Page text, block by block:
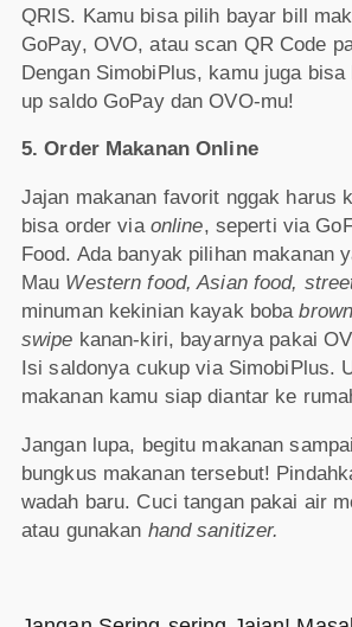
QRIS. Kamu bisa pilih bayar bill
GoPay, OVO, atau scan QR Code
Dengan SimobiPlus, kamu juga bisa
up saldo GoPay dan OVO-mu!
5. Order Makanan Online
Jajan makanan favorit nggak harus
bisa order via online, seperti via
Food. Ada banyak pilihan makanan
Mau Western food, Asian food,
minuman kekinian kayak boba
swipe kanan-kiri, bayarnya pakai
Isi saldonya cukup via SimobiPlus.
makanan kamu siap diantar ke
Jangan lupa, begitu makanan
bungkus makanan tersebut!
wadah baru. Cuci tangan pakai air
atau gunakan hand sanitizer.